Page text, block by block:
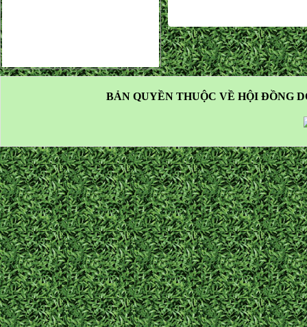
BẢN QUYỀN THUỘC VỀ HỘI ĐỒNG